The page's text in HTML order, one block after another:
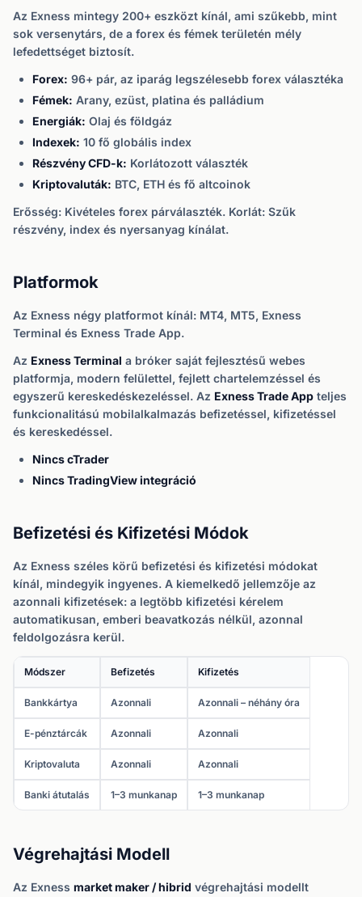
Az Exness mintegy 200+ eszközt kínál, ami szűkebb, mint
sok versenytárs, de a forex és fémek területén mély
lefedettséget biztosít.
Forex: 96+ pár, az iparág legszélesebb forex választéka
Fémek: Arany, ezüst, platina és palládium
Energiák: Olaj és földgáz
Indexek: 10 fő globális index
Részvény CFD-k: Korlátozott választék
Kriptovaluták: BTC, ETH és fő altcoinok
Erősség: Kivételes forex párválaszték. Korlát: Szűk
részvény, index és nyersanyag kínálat.
Platformok
Az Exness négy platformot kínál: MT4, MT5, Exness
Terminal és Exness Trade App.
Az Exness Terminal a bróker saját fejlesztésű webes
platformja, modern felülettel, fejlett chartelemzéssel és
egyszerű kereskedéskezeléssel. Az Exness Trade App teljes
funkcionalitású mobilalkalmazás befizetéssel, kifizetéssel
és kereskedéssel.
Nincs cTrader
Nincs TradingView integráció
Befizetési és Kifizetési Módok
Az Exness széles körű befizetési és kifizetési módokat
kínál, mindegyik ingyenes. A kiemelkedő jellemzője az
azonnali kifizetések: a legtöbb kifizetési kérelem
automatikusan, emberi beavatkozás nélkül, azonnal
feldolgozásra kerül.
Módszer Befizetés Kifizetés
Bankkártya Azonnali Azonnali – néhány óra
E-pénztárcák Azonnali Azonnali
Kriptovaluta Azonnali Azonnali
Banki átutalás 1–3 munkanap 1–3 munkanap
Végrehajtási Modell
Az Exness market maker / hibrid végrehajtási modellt